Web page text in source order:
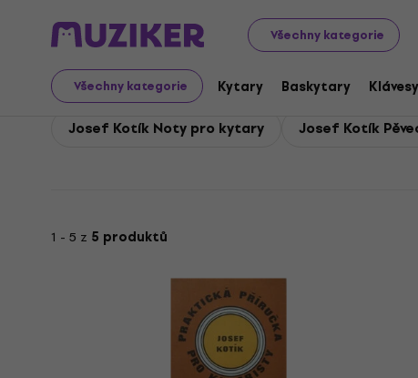
Všechny kategorie
Všechny kategorie Kytary Baskytary Klávesy
Josef Kotík Příslušenství Josef Kotík Noty a tabulatury
Josef Kotík Noty a
Josef Kotík Noty pro kytary Josef Kotík
1 - 5 z 5 produktů